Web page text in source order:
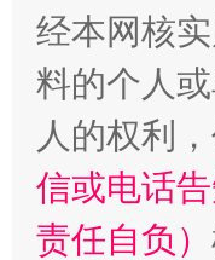
经本网核
料的个人
人的权利
信或电话
责任自负）